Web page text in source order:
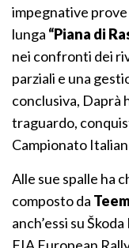
impegnative
lunga “Piana di
nei confronti dei
parziali e una
conclusiva, Daprà
traguardo,
Campionato
Alle sue spalle ha
composto da
anch’essi su